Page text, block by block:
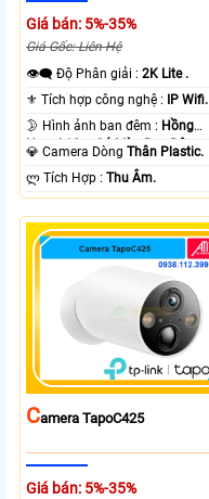
Giá bán: 5%-35%
Giá Gốc: Liên Hệ
👁️‍🗨 Độ Phân giải :2K Lite .
⚜️ Tích hợp công nghệ : IP Wifi.
🌛 Hình ảnh ban đêm : Hồng
Ngoại 10m Có Màu Ban Ðêm.
💎 Camera DòngThân Plastic.
️ლ Tích Hợp :Thu Âm.
CAmera TapoC425
Giá bán: 5%-35%